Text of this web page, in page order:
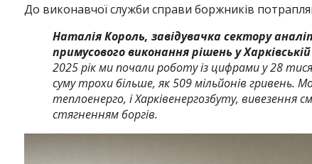
До виконавчої служби справи боржників
Наталія Король, завідувачка сектору
примусового виконання рішень у
2025 рік ми почали роботу із цифрами у 28
суму трохи більше, як 509 мільйонів гривень.
теплоенерго, і Харківенергозбуту, вивезення
стягненням боргів.